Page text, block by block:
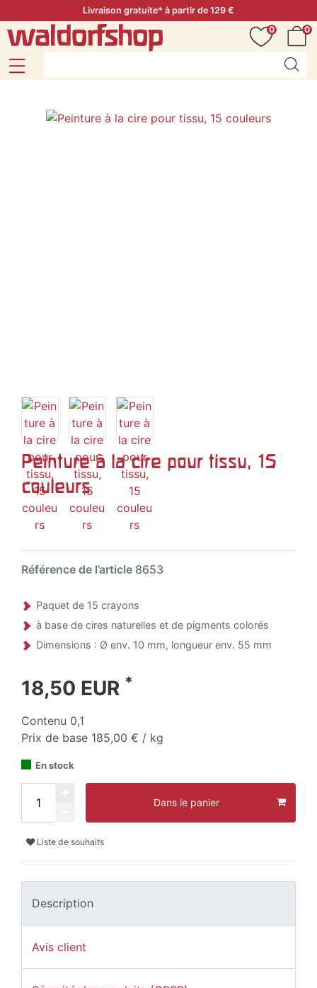
Livraison gratuite* à partir de 129 €
0
0
Peinture à la cire pour tissu, 15
couleurs
Référence de l’article 8653
Paquet de 15 crayons
à base de cires naturelles et de pigments colorés
Dimensions : Ø env. 10 mm, longueur env. 55 mm
18,50 EUR *
Contenu 0,1
Prix de base 185,00 € / kg
En stock
Dans le panier
Liste de souhaits
Description
Avis client